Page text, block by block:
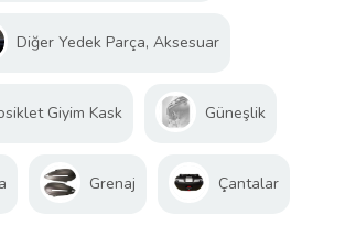
Diğer Yedek Parça, Aksesuar
Giyim Kask Güneşlik
Grenaj Çantalar